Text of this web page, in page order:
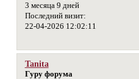
3 месяца 9 дней
Последний визит:
22-04-2026 12:02:11
Tanita
Гуру форума